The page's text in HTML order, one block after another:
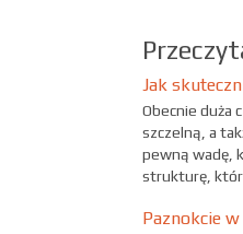
Jak
Obecnie duża
szczelną, a
pewną wadę,
strukturę,
Paznokcie